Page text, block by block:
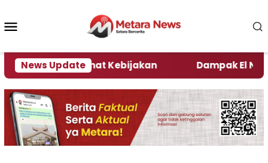
konten
News Update
Kata Pengamat Kebijakan Dampak El Nino,